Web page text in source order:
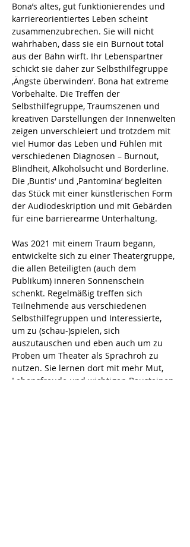
Bona’s altes, gut funktionierendes und
karriereorientiertes Leben scheint
zusammenzubrechen. Sie will nicht
wahrhaben, dass sie ein Burnout total
aus der Bahn wirft. Ihr Lebenspartner
schickt sie daher zur Selbsthilfegruppe
‚Ängste überwinden‘. Bona hat extreme
Vorbehalte. Die Treffen der
Selbsthilfegruppe, Traumszenen und
kreativen Darstellungen der Innenwelten
zeigen unverschleiert und trotzdem mit
viel Humor das Leben und Fühlen mit
verschiedenen Diagnosen – Burnout,
Blindheit, Alkoholsucht und Borderline.
Die ‚Buntis‘ und ‚Pantomina‘ begleiten
das Stück mit einer künstlerischen Form
der Audiodeskription und mit Gebärden
für eine barrierearme Unterhaltung.
Was 2021 mit einem Traum begann,
entwickelte sich zu einer Theatergruppe,
die allen Beteiligten (auch dem
Publikum) inneren Sonnenschein
schenkt. Regelmäßig treffen sich
Teilnehmende aus verschiedenen
Selbsthilfegruppen und Interessierte,
um zu (schau-)spielen, sich
auszutauschen und eben auch um zu
Proben um Theater als Sprachroh zu
nutzen. Sie lernen dort mit mehr Mut,
Lebensfreude und wichtigen Bausteinen